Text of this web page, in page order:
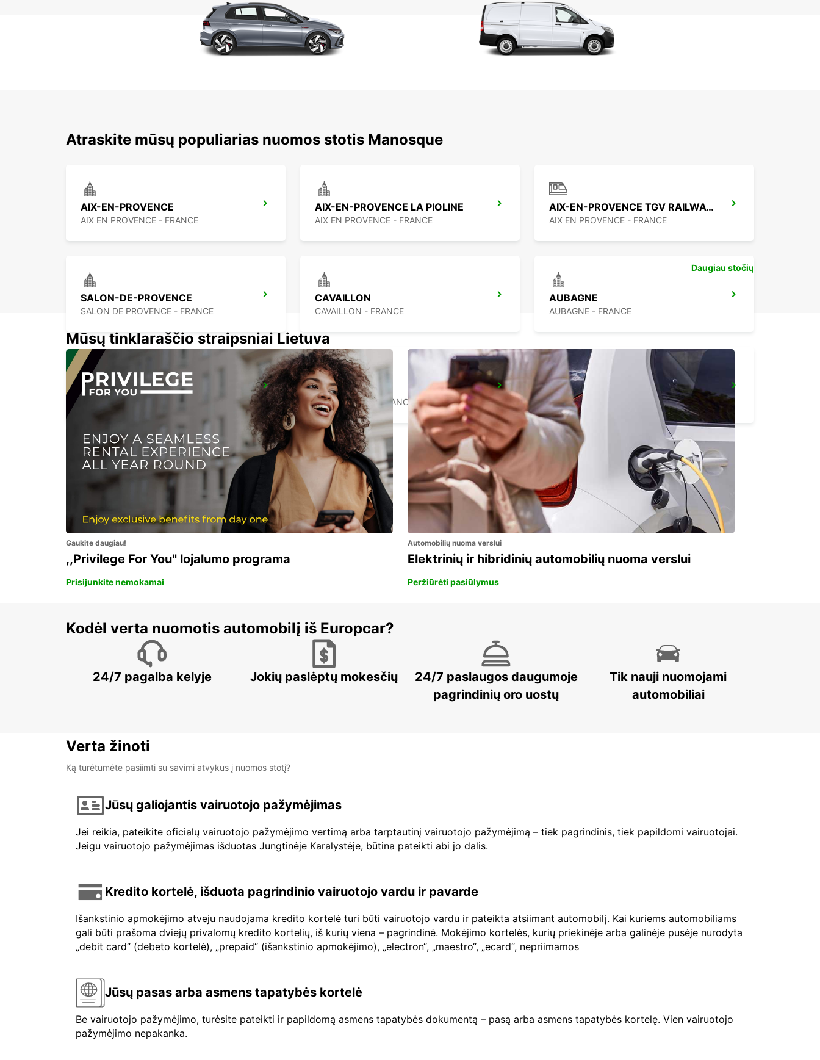
Atraskite mūsų populiarias nuomos stotis Manosque
AIX-EN-PROVENCE
AIX EN PROVENCE - FRANCE
AIX-EN-PROVENCE LA PIOLINE
AIX EN PROVENCE - FRANCE
AIX-EN-PROVENCE TGV RAILWAY STATION
AIX EN PROVENCE - FRANCE
SALON-DE-PROVENCE
SALON DE PROVENCE - FRANCE
CAVAILLON
CAVAILLON - FRANCE
AUBAGNE
AUBAGNE - FRANCE
MARSEILLE AIRPORT
MARIGNANE - FRANCE
DRAGUIGNAN
DRAGUIGNAN - FRANCE
MARSEILLE ARNAVAUX
MARSEILLE - FRANCE
Daugiau stočių
Mūsų tinklaraščio straipsniai Lietuva
Gaukite daugiau!
,,Privilege For You'' lojalumo programa
Prisijunkite nemokamai
Automobilių nuoma verslui
Elektrinių ir hibridinių automobilių nuoma verslui
Peržiūrėti pasiūlymus
Kodėl verta nuomotis automobilį iš Europcar?
24/7 pagalba kelyje Jokių paslėptų mokesčių
24/7 paslaugos daugumoje
pagrindinių oro uostų
Tik nauji nuomojami
automobiliai
Verta žinoti
Ką turėtumėte pasiimti su savimi atvykus į nuomos stotį?
Jūsų galiojantis vairuotojo pažymėjimas
Jei reikia, pateikite oficialų vairuotojo pažymėjimo vertimą arba tarptautinį vairuotojo pažymėjimą – tiek pagrindinis, tiek papildomi vairuotojai.
Jeigu vairuotojo pažymėjimas išduotas Jungtinėje Karalystėje, būtina pateikti abi jo dalis.
Kredito kortelė, išduota pagrindinio vairuotojo vardu ir pavarde
Išankstinio apmokėjimo atveju naudojama kredito kortelė turi būti vairuotojo vardu ir pateikta atsiimant automobilį. Kai kuriems automobiliams
gali būti prašoma dviejų privalomų kredito kortelių, iš kurių viena – pagrindinė. Mokėjimo kortelės, kurių priekinėje arba galinėje pusėje nurodyta
„debit card“ (debeto kortelė), „prepaid“ (išankstinio apmokėjimo), „electron“, „maestro“, „ecard“, nepriimamos
Jūsų pasas arba asmens tapatybės kortelė
Be vairuotojo pažymėjimo, turėsite pateikti ir papildomą asmens tapatybės dokumentą – pasą arba asmens tapatybės kortelę. Vien vairuotojo
pažymėjimo nepakanka.